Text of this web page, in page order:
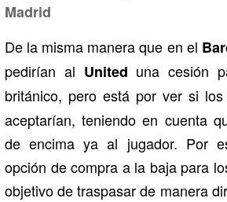
Madrid
De la misma manera que en el
pedirían al United una cesión
británico, pero está por ver si
aceptarían, teniendo en cuenta
de encima ya al jugador. Por
opción de compra a la baja para
objetivo de traspasar de manera